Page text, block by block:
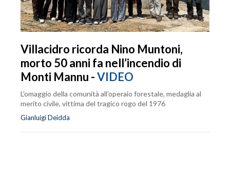
Villacidro ricorda Nino Muntoni,
morto 50 anni fa nell’incendio di
Monti Mannu -VIDEO
L’omaggio della comunità all’operaio forestale, medaglia al
merito civile, vittima del tragico rogo del 1976
Gianluigi Deidda